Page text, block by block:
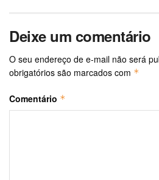
Deixe um comentário
O seu endereço de e-mail não será
obrigatórios são marcados com *
Comentário *